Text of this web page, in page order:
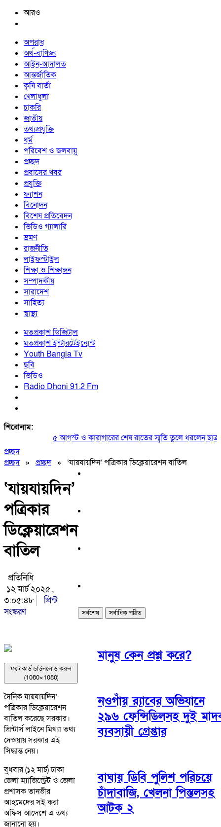
আরও
অপরাধ
অর্থ-বাণিজ্য
আইন-আদালত
আন্তর্জাতিক
কৃষি বার্তা
খেলাধুলা
চাকরি
জাতীয়
তথ্যপ্রযুক্তি
ধর্ম
পরিবেশ ও জলবায়ু
প্রচ্ছদ
প্রবাসের খবর
প্রযুক্তি
ফ্যাশন
বিনোদন
বিশেষ প্রতিবেদন
ভিডিও গ্যালারি
ভ্রমণ
রাজনীতি
লাইফস্টাইল
শিক্ষা ও শিক্ষাঙ্গন
সম্পাদকীয়
সারাদেশ
সাহিত্য
স্বাস্থ্য
মতপ্রকাশ ডিজিটাল
মতপ্রকাশ ইন্টারটেইন্মেন্ট
Youth Bangla Tv
ছবি
ভিডিও
Radio Dhoni 91.2 Fm
শিরোনাম:
৫ আগস্ট ও কারাগারের শেষ রাতের স্মৃতি তুলে ধরলেন
প্রচ্ছদ
প্রচ্ছদ» প্রচ্ছদ» ‘যায়যায়দিন’ পত্রিকার ডিক্লেয়ারেশন বাতিল
‘যায়যায়দিন’
পত্রিকার
ডিক্লেয়ারেশন
বাতিল
প্রতিনিধি
১২ মার্চ ২০২৫ ,
৩:০৫:৪৮
প্রিন্ট
সংস্করণ
ফটোকার্ড ডাউনলোড করুন
(1080×1080)
দৈনিক যায়যায়দিন’
পত্রিকার ডিক্লেয়ারেশন
বাতিল করেছে সরকার।
প্রিন্টার্স লাইনে মিথ্যা তথ্য
দেওয়ায় সরকার এই
সিদ্ধান্ত নেয়।
বুধবার (১২ মার্চ) ঢাকা
জেলা ম্যাজিস্ট্রেট ও জেলা
প্রশাসক তানভীর
আহমেদের সই করা
অফিস আদেশে এ তথ্য
জানানো হয়।
সর্বশেষ সর্বাধিক পঠিত
মানুষ কেন প্রশ্ন করে?
নওগাঁয় র‌্যাবের অভিযানে
২৯৬ ফেন্সিডিলসহ দুই
ব্যবসায়ী গ্রেপ্তার
বাঘায় ডিবি পুলিশ পরিচয়ে
চাঁদাবাজি, খেলনা পিস্তলসহ
আটক ২